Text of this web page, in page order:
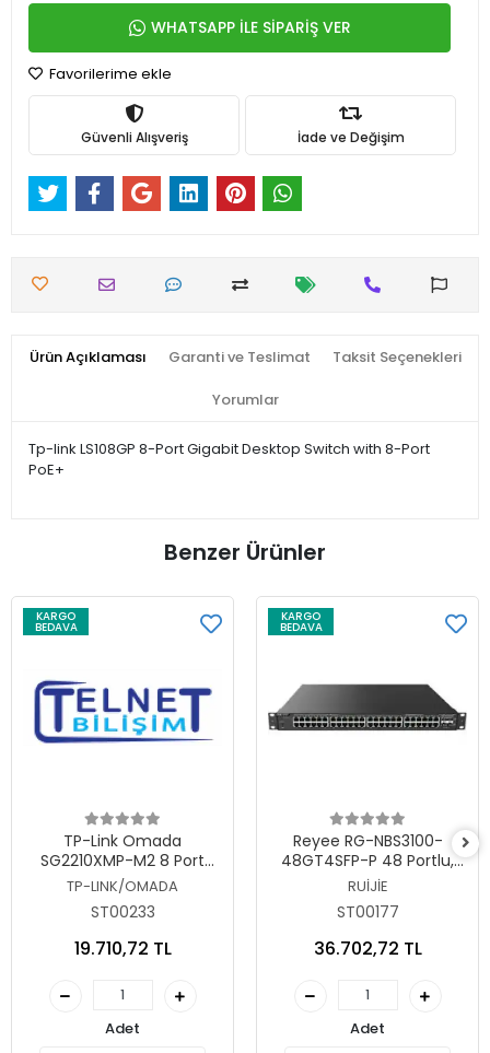
WHATSAPP İLE SİPARİŞ VER
Favorilerime ekle
Güvenli Alışveriş İade ve Değişim
Ürün Açıklaması Garanti ve Teslimat Taksit Seçenekleri
Yorumlar
Tp-link LS108GP 8-Port Gigabit Desktop Switch with 8-Port
PoE+
Benzer Ürünler
KARGO
BEDAVA
Sepete Ekle
TP-Link Omada
SG2210XMP-M2 8 Port
2.5G Gigabit PoE Switch
TP-LINK/OMADA
ST00233
19.710,72 TL
Adet
KARGO
BEDAVA
Sepete Ekle
Reyee RG-NBS3100-
48GT4SFP-P 48 Portlu,
10/100/1000 Gigabit, L2
Yönetilebilir Switch, 4 SFP,
48 Port PoE+ (370W)
RUİJİE
ST00177
36.702,72 TL
Adet